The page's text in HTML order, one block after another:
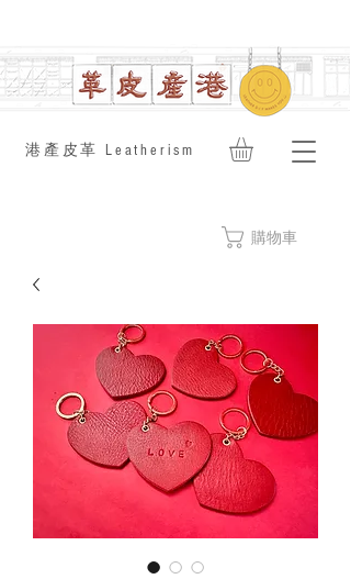
​港產皮革 Leatherism
購物車